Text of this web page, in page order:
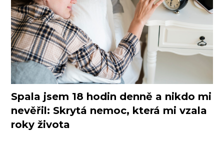
Spala jsem 18 hodin denně a nikdo mi
nevěřil: Skrytá nemoc, která mi vzala
roky života